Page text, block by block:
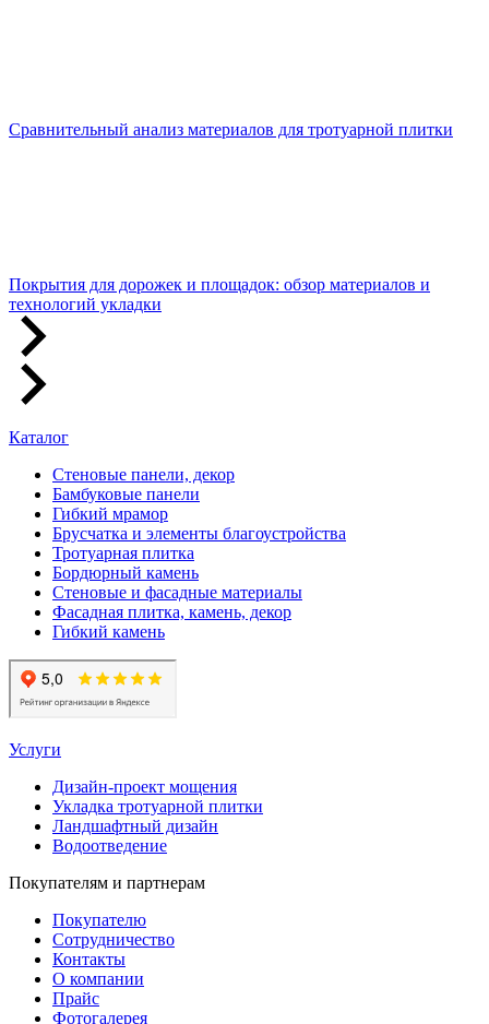
Сравнительный анализ материалов для тротуарной плитки
Покрытия для дорожек и площадок: обзор материалов и
технологий укладки
Каталог
Стеновые панели, декор
Бамбуковые панели
Гибкий мрамор
Брусчатка и элементы благоустройства
Тротуарная плитка
Бордюрный камень
Стеновые и фасадные материалы
Фасадная плитка, камень, декор
Гибкий камень
Услуги
Дизайн-проект мощения
Укладка тротуарной плитки
Ландшафтный дизайн
Водоотведение
Покупателям и партнерам
Покупателю
Сотрудничество
Контакты
О компании
Прайс
Фотогалерея